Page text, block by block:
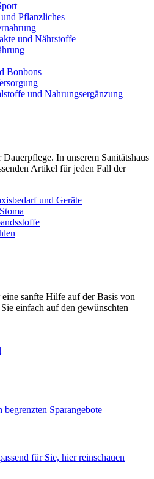
Pflanzliches
und Nährstoffe
Bonbons
und Nahrungsergänzung
In unserem Sanitätshaus
Artikel für jeden Fall der
und Geräte
sanfte Hilfe auf der Basis von
einfach auf den gewünschten
Sparangebote
für Sie, hier reinschauen